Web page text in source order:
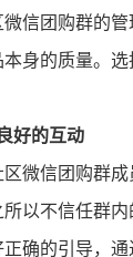
信团购群的
身的质量。
好的互动
微信团购群
以不信任群
确的引导，